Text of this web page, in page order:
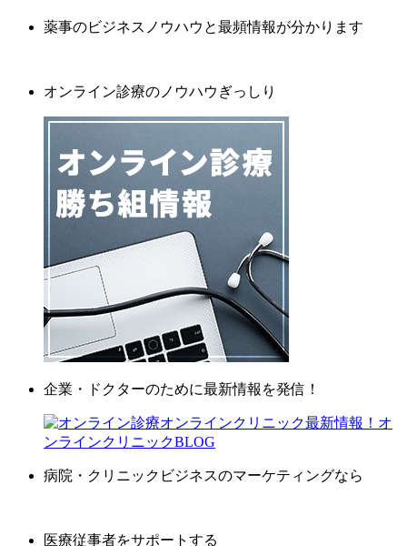
薬事のビジネスノウハウと最頻情報が分かります
オンライン診療のノウハウぎっしり
企業・ドクターのために最新情報を発信！
病院・クリニックビジネスのマーケティングなら
医療従事者をサポートする